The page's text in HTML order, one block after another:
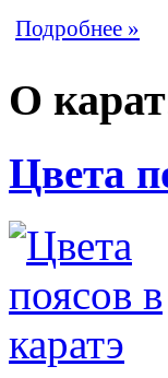
Подробнее »
О
Цвета